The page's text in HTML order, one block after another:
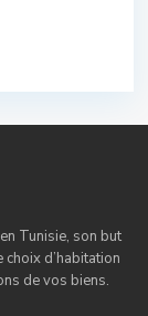
Tunisie, son but
d’habitation
de vos biens.